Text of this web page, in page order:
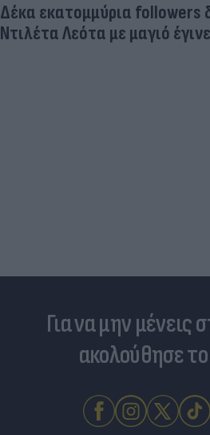
Δέκα εκατομμύρια followers
Ντιλέτα Λεότα με μαγιό
Για να μην μένεις
ακολούθησε